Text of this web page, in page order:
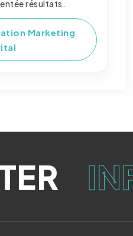
résultats.
Marketing